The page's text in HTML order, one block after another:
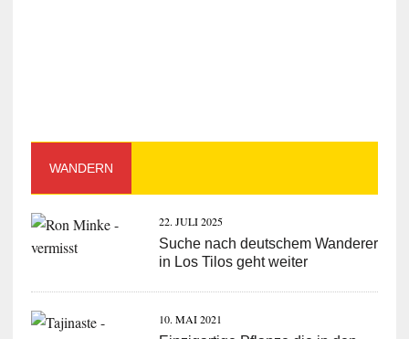
WANDERN
22. JULI 2025
Suche nach deutschem Wanderer
in Los Tilos geht weiter
10. MAI 2021